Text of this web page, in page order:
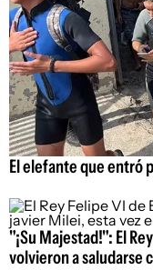
El elefante que entró
"¡Su Majestad!": El
volvieron a saludarse